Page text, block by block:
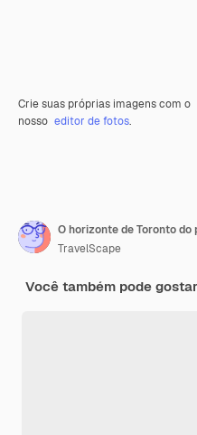
Crie suas próprias imagens com o
nosso editor de fotos.
O horizonte de Toronto do
TravelScape
Você também pode